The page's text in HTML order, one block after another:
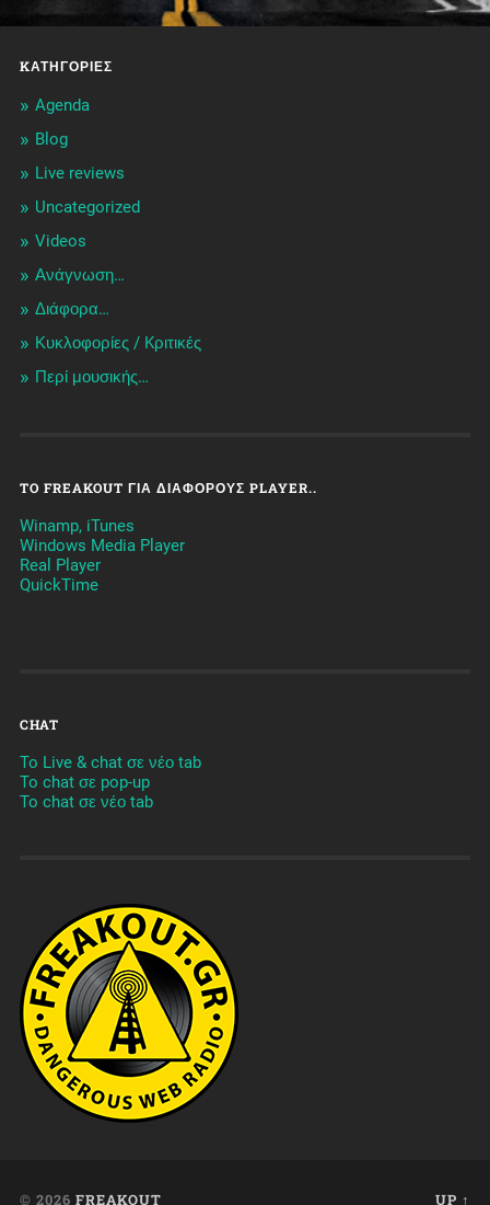
KΑΤΗΓΟΡΊΕΣ
Agenda
Blog
Live reviews
Uncategorized
Videos
Ανάγνωση…
Διάφορα…
Κυκλοφορίες / Kριτικές
Περί μουσικής…
TO FREAKOUT ΓΙΑ ΔΙΆΦΟΡΟΥΣ PLAYER..
Winamp, iTunes
Windows Media Player
Real Player
QuickTime
CHAT
To Live & chat σε νέο tab
To chat σε pop-up
To chat σε νέο tab
© 2026 FREAKOUT UP ↑